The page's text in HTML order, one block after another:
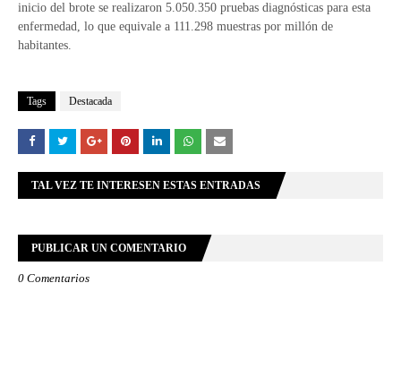
inicio del brote se realizaron 5.050.350 pruebas diagnósticas para esta
enfermedad, lo que equivale a 111.298 muestras por millón de
habitantes.
Tags Destacada
TAL VEZ TE INTERESEN ESTAS ENTRADAS
PUBLICAR UN COMENTARIO
0 Comentarios